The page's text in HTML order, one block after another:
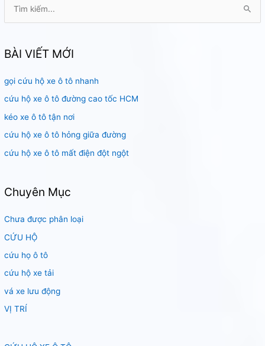
k
ế
m
:
BÀI VIẾT MỚI
gọi cứu hộ xe ô tô nhanh
cứu hộ xe ô tô đường cao tốc HCM
kéo xe ô tô tận nơi
cứu hộ xe ô tô hỏng giữa đường
cứu hộ xe ô tô mất điện đột ngột
Chuyên Mục
Chưa được phân loại
CỨU HỘ
cứu họ ô tô
cứu hộ xe tải
vá xe lưu động
VỊ TRÍ